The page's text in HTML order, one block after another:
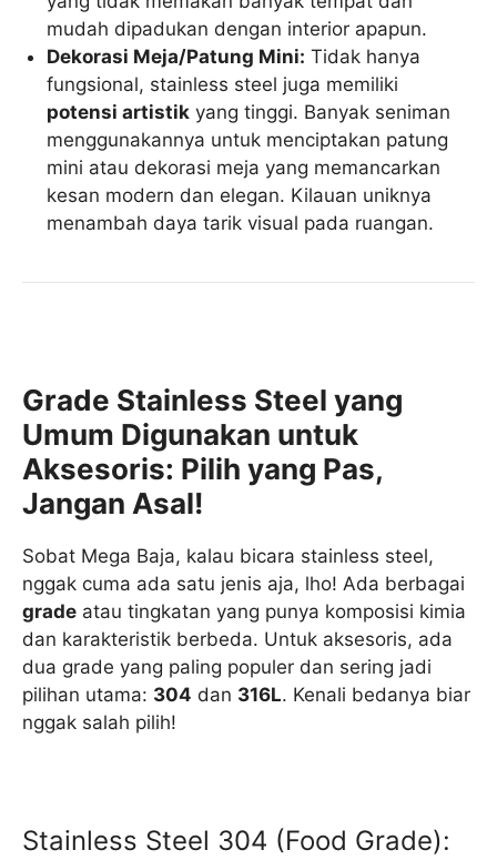
mudah dipadukan dengan interior apapun.
Dekorasi Meja/Patung Mini: Tidak hanya
fungsional, stainless steel juga memiliki
potensi artistik yang tinggi. Banyak seniman
menggunakannya untuk menciptakan patung
mini atau dekorasi meja yang memancarkan
kesan modern dan elegan. Kilauan uniknya
menambah daya tarik visual pada ruangan.
Grade Stainless Steel yang
Umum Digunakan untuk
Aksesoris: Pilih yang Pas,
Jangan Asal!
Sobat Mega Baja, kalau bicara stainless steel,
nggak cuma ada satu jenis aja, lho! Ada berbagai
grade atau tingkatan yang punya komposisi kimia
dan karakteristik berbeda. Untuk aksesoris, ada
dua grade yang paling populer dan sering jadi
pilihan utama: 304 dan 316L. Kenali bedanya biar
nggak salah pilih!
Stainless Steel 304 (Food Grade):